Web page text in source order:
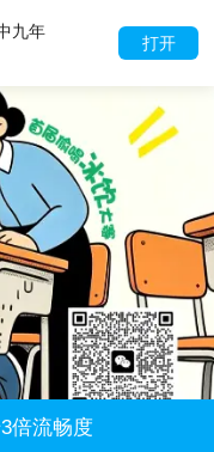
打开
九年
倍流畅度